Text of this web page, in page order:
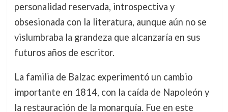
personalidad reservada, introspectiva y
obsesionada con la literatura, aunque aún no se
vislumbraba la grandeza que alcanzaría en sus
futuros años de escritor.
La familia de Balzac experimentó un cambio
importante en 1814, con la caída de Napoleón y
la restauración de la monarquía. Fue en este